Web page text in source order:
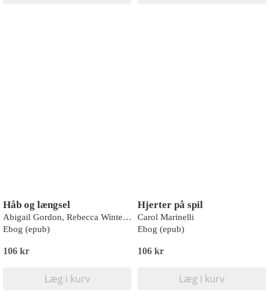
Håb og længsel
Abigail Gordon, Rebecca Winters, Joanna Neil, Barbara McMahon
Ebog (epub)
106 kr
Læg i kurv
Hjerter på spil
Carol Marinelli
Ebog (epub)
106 kr
Læg i kurv